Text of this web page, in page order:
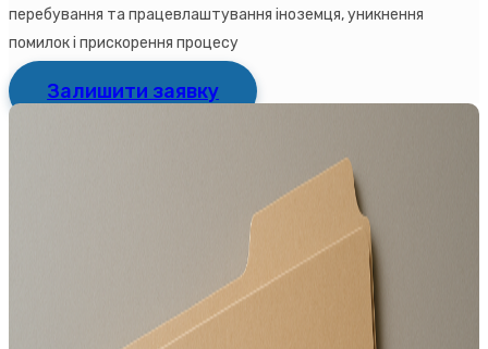
перебування та працевлаштування іноземця, уникнення
помилок і прискорення процесу
Залишити заявку